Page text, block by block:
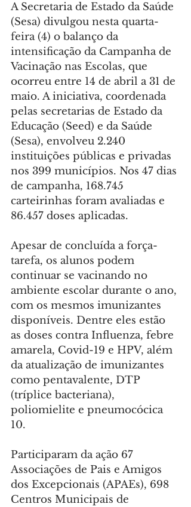
A Secretaria de Estado da Saúde
(Sesa) divulgou nesta quarta-
feira (4) o balanço da
intensificação da Campanha de
Vacinação nas Escolas, que
ocorreu entre 14 de abril a 31 de
maio. A iniciativa, coordenada
pelas secretarias de Estado da
Educação (Seed) e da Saúde
(Sesa), envolveu 2.240
instituições públicas e privadas
nos 399 municípios. Nos 47 dias
de campanha, 168.745
carteirinhas foram avaliadas e
86.457 doses aplicadas.
Apesar de concluída a força-
tarefa, os alunos podem
continuar se vacinando no
ambiente escolar durante o ano,
com os mesmos imunizantes
disponíveis. Dentre eles estão
as doses contra Influenza, febre
amarela, Covid-19 e HPV, além
da atualização de imunizantes
como pentavalente, DTP
(tríplice bacteriana),
poliomielite e pneumocócica
10.
Participaram da ação 67
Associações de Pais e Amigos
dos Excepcionais (APAEs), 698
Centros Municipais de